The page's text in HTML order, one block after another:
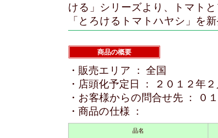
ける」シリーズより、トマト
「とろけるトマトハヤシ」を
商品の概要
・販売エリア ： 全国
・店頭化予定日 ： ２０１２年
・お客様からの問合せ先 ： ０
・商品の仕様 ：
品名